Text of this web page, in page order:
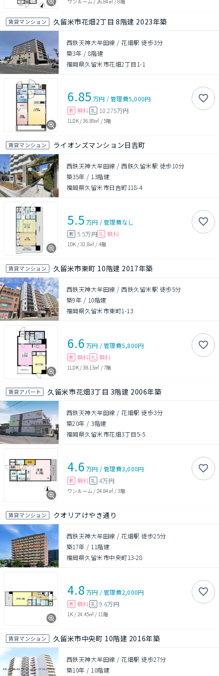
賃貸マンション 久留米市花畑2丁目 8階建 2023年築
西鉄天神大牟田線 / 花畑駅 徒歩3分
築3年 / 8階建
福岡県久留米市花畑2丁目1-1
6.85 万円 /管理費5,000円
敷 無料 礼 10.275万円
1LDK/36.89㎡ /5階
賃貸マンション ライオンズマンション日吉町
西鉄天神大牟田線 / 西鉄久留米駅 徒歩10分
築35年 / 13階建
福岡県久留米市日吉町118-4
5.5 万円 /管理費なし
敷 5.5万円 礼 無料
1DK /32.8㎡ / 4階
賃貸マンション 久留米市東町 10階建 2017年築
西鉄天神大牟田線 / 西鉄久留米駅 徒歩5分
築9年 / 10階建
福岡県久留米市東町1-13
6.6 万円 /管理費5,800円
敷 無料 礼 無料
1LDK/38.13㎡ /7階
賃貸アパート 久留米市花畑3丁目 3階建 2006年築
西鉄天神大牟田線 / 花畑駅 徒歩3分
築20年 / 3階建
福岡県久留米市花畑3丁目5-5
4.6 万円 /管理費3,000円
敷 無料 礼 4万円
ワンルーム / 24.84㎡/3階
賃貸マンション クオリアけやき通り
西鉄天神大牟田線 / 花畑駅 徒歩25分
築17年 / 11階建
福岡県久留米市中央町13-28
4.8万円 /管理費2,000円
敷 無料 礼 9.6万円
1K / 24.45㎡ / 11階
賃貸マンション 久留米市中央町 10階建 2016年築
西鉄天神大牟田線 / 花畑駅 徒歩27分
築10年 / 10階建